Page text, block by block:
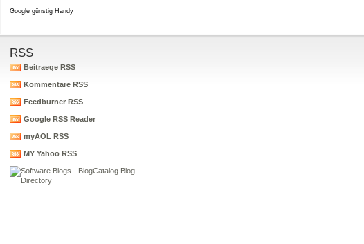
Google günstig Handy
RSS
Beitraege RSS
Kommentare RSS
Feedburner RSS
Google RSS Reader
myAOL RSS
MY Yahoo RSS